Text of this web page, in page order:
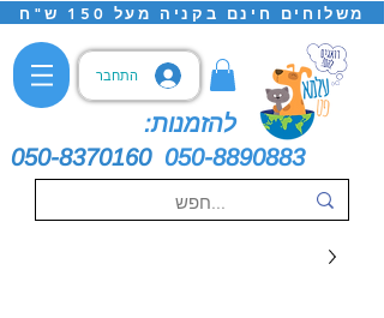
משלוחים חינם בקניה מעל 150 ש"ח
התחבר
להזמנות:
050-8370160 050-8890883